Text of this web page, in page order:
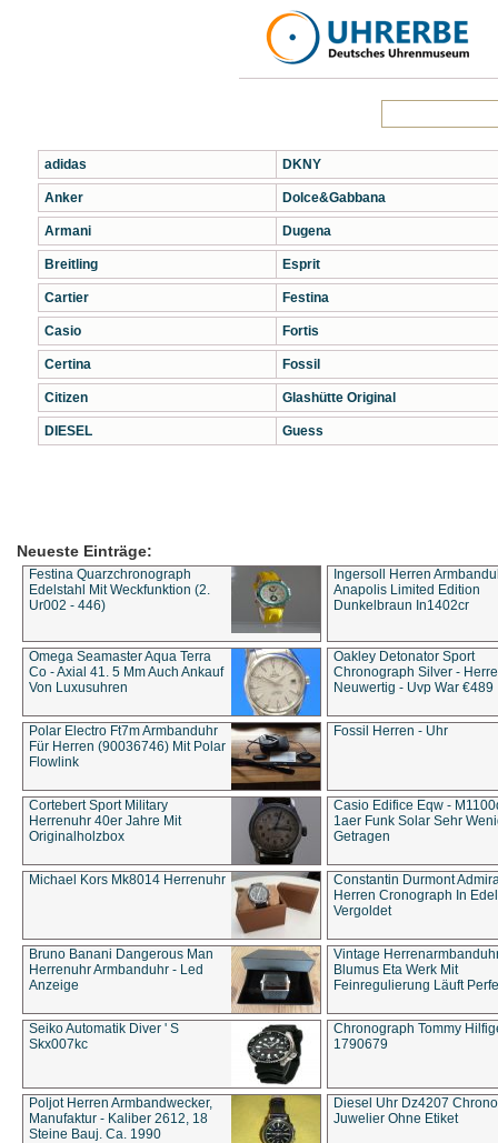
adidas
Anker
Armani
Breitling
Cartier
Casio
Certina
Citizen
DIESEL
DKNY
Dolce&Gabbana
Dugena
Esprit
Festina
Fortis
Fossil
Glashütte Original
Guess
Neueste Einträge:
Festina Quarzchronograph
Edelstahl Mit Weckfunktion (2.
Ur002 - 446)
Ingersoll Herren
Anapolis Limited Edition
Dunkelbraun In1402cr
Omega Seamaster Aqua Terra
Co - Axial 41. 5 Mm Auch Ankauf
Von Luxusuhren
Oakley Detonator Sport
Chronograph Silver -
Neuwertig - Uvp War €489
Polar Electro Ft7m Armbanduhr
Für Herren (90036746) Mit Polar
Flowlink
Fossil Herren - Uhr
Cortebert Sport Military
Herrenuhr 40er Jahre Mit
Originalholzbox
Casio Edifice Eqw -
1aer Funk Solar Sehr
Getragen
Michael Kors Mk8014 Herrenuhr
Constantin Durmont
Herren Cronograph In
Vergoldet
Bruno Banani Dangerous Man
Herrenuhr Armbanduhr - Led
Anzeige
Vintage
Blumus Eta Werk Mit
Feinregulierung Läuft
Seiko Automatik Diver ' S
Skx007kc
Chronograph Tommy
1790679
Poljot Herren Armbandwecker,
Manufaktur - Kaliber 2612, 18
Steine Bauj. Ca. 1990
Diesel Uhr Dz4207
Juwelier Ohne Etiket